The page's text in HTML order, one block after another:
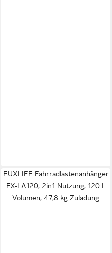
FUXLIFE Fahrradlastenanhänger
FX-LA120, 2in1 Nutzung, 120 L
Volumen, 47,8 kg Zuladung